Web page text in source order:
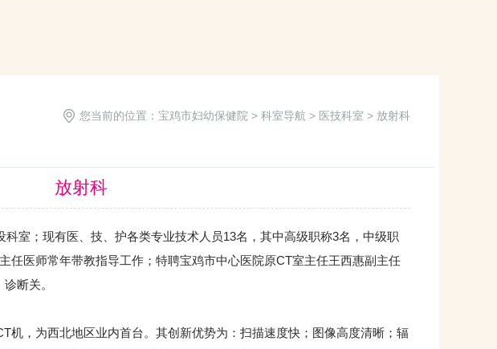
您当前的位置： 宝鸡市妇幼保健院 > 科室导航 > 医技科室 > 放射科
放射科
室；现有医、技、护各类专业技术人员13名，其中高级职称3名，中级职
任医师常年带教指导工作；特聘宝鸡市中心医院原CT室主任王西惠副主任
断关。
，为西北地区业内首台。其创新优势为：扫描速度快；图像高度清晰；辐